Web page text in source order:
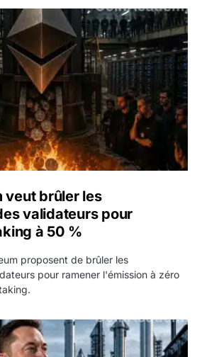
brûler les récompenses des
veut brûler les
validateurs pour
à 50 %
proposent de brûler les
pour ramener l'émission à zéro
7,8 milliards de dollars de